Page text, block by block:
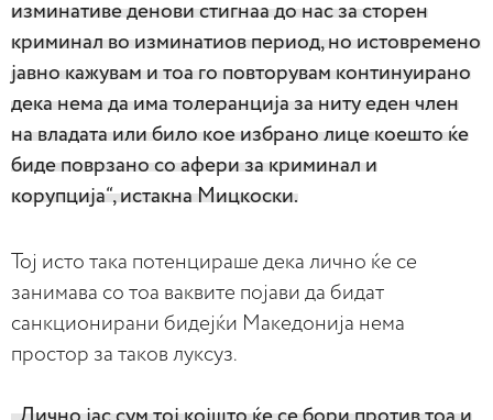
изминативе денови стигнаа до нас за сторен
криминал во изминатиов период, но истовремено
јавно кажувам и тоа го повторувам континуирано
дека нема да има толеранција за ниту еден член
на владата или било кое избрано лице коешто ќе
биде поврзано со афери за криминал и
корупција“, истакна Мицкоски.
Тој исто така потенцираше дека лично ќе се
занимава со тоа ваквите појави да бидат
санкционирани бидејќи Македонија нема
простор за таков луксуз.